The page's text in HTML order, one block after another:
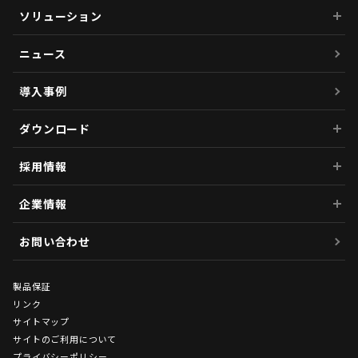
ソリューション
ニュース
導入事例
ダウンロード
採用情報
企業情報
お問い合わせ
製品保証
リンク
サイトマップ
サイトのご利用について